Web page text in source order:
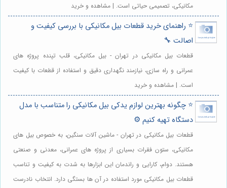
مکانیکی، تصمیمی حیاتی است. | مشاهده و خرید
⭐️ راهنمای خرید قطعات بیل مکانیکی با بررسی کیفیت و
اصالت 🔧
قطعات بیل مکانیکی در تهران - بیل مکانیکی، قلب تپنده پروژه های
عمرانی و راه سازی، نیازمند نگهداری دقیق و استفاده از قطعات با کیفیت
است. | مشاهده و خرید
⭐️ چگونه بهترین لوازم یدکی بیل مکانیکی را متناسب با مدل
دستگاه تهیه کنیم ⚙️
قطعات بیل مکانیکی در تهران - ماشین آلات سنگین، به خصوص بیل های
مکانیکی، ستون فقرات بسیاری از پروژه های عمرانی، معدنی و صنعتی
هستند. دوام، کارایی و راندمان این ابزارها به شدت به کیفیت و تناسب
قطعات بیل مکانیکی مورد استفاده در آن ها بستگی دارد. انتخاب نادرست